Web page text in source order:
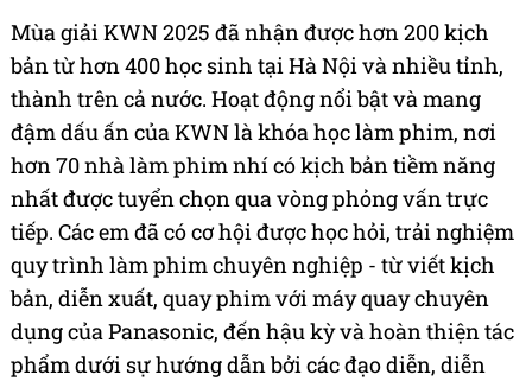
Mùa giải KWN 2025 đã nhận được hơn 200 kịch
bản từ hơn 400 học sinh tại Hà Nội và nhiều tỉnh,
thành trên cả nước. Hoạt động nổi bật và mang
đậm dấu ấn của KWN là khóa học làm phim, nơi
hơn 70 nhà làm phim nhí có kịch bản tiềm năng
nhất được tuyển chọn qua vòng phỏng vấn trực
tiếp. Các em đã có cơ hội được học hỏi, trải nghiệm
quy trình làm phim chuyên nghiệp - từ viết kịch
bản, diễn xuất, quay phim với máy quay chuyên
dụng của Panasonic, đến hậu kỳ và hoàn thiện tác
phẩm dưới sự hướng dẫn bởi các đạo diễn, diễn